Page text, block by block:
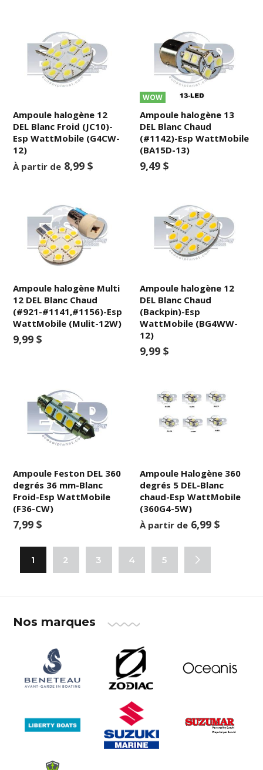
Ampoule halogène 12
DEL Blanc Froid (JC10)-
Esp WattMobile (G4CW-
12)
À partir de 8,99 $
WOW
Ampoule halogène 13
DEL Blanc Chaud
(#1142)-Esp WattMobile
(BA15D-13)
9,49 $
Ampoule halogène Multi
12 DEL Blanc Chaud
(#921-#1141,#1156)-Esp
WattMobile (Mulit-12W)
9,99 $
Ampoule halogène 12
DEL Blanc Chaud
(Backpin)-Esp
WattMobile (BG4WW-
12)
9,99 $
Ampoule Feston DEL 360
degrés 36 mm-Blanc
Froid-Esp WattMobile
(F36-CW)
7,99 $
Ampoule Halogène 360
degrés 5 DEL-Blanc
chaud-Esp WattMobile
(360G4-5W)
À partir de 6,99 $
1 2 3 4 5
Nos marques